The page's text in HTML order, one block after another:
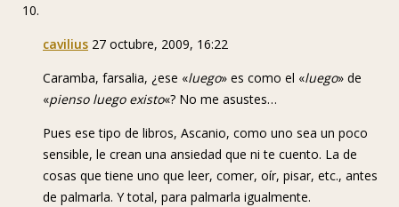
cavilius 27 octubre, 2009, 16:22
Caramba, farsalia, ¿ese «luego» es como el «luego» de
«pienso luego existo«? No me asustes…
Pues ese tipo de libros, Ascanio, como uno sea un poco
sensible, le crean una ansiedad que ni te cuento. La de
cosas que tiene uno que leer, comer, oír, pisar, etc., antes
de palmarla. Y total, para palmarla igualmente.